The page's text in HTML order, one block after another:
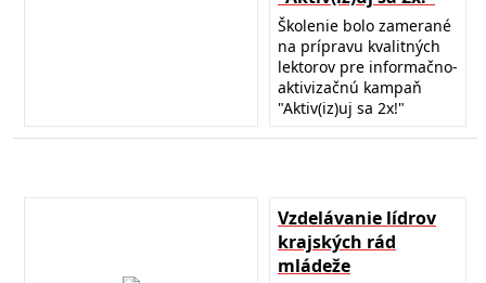
Školenie bolo zamerané
na prípravu kvalitných
lektorov pre informačno-
aktivizačnú kampaň
"Aktiv(iz)uj sa 2x!"
Vzdelávanie lídrov
krajských rád
mládeže